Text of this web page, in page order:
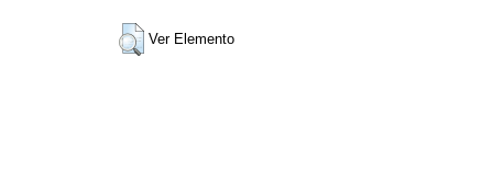
Ver Elemento